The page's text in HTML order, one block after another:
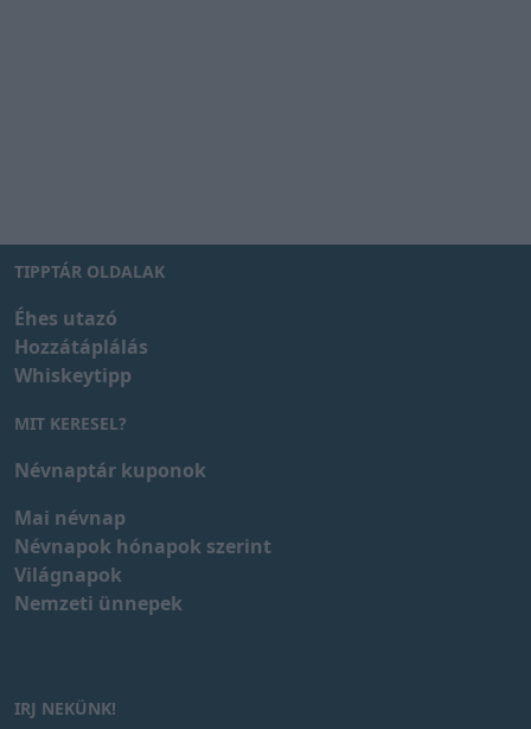
TIPPTÁR OLDALAK
Éhes utazó
Hozzátáplálás
Whiskeytipp
MIT KERESEL?
Névnaptár kuponok
Mai névnap
Névnapok hónapok szerint
Világnapok
Nemzeti ünnepek
IRJ NEKÜNK!